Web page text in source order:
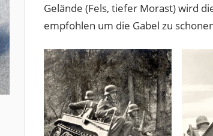
Gelände (Fels, tiefer Morast) wird
empfohlen um die Gabel zu